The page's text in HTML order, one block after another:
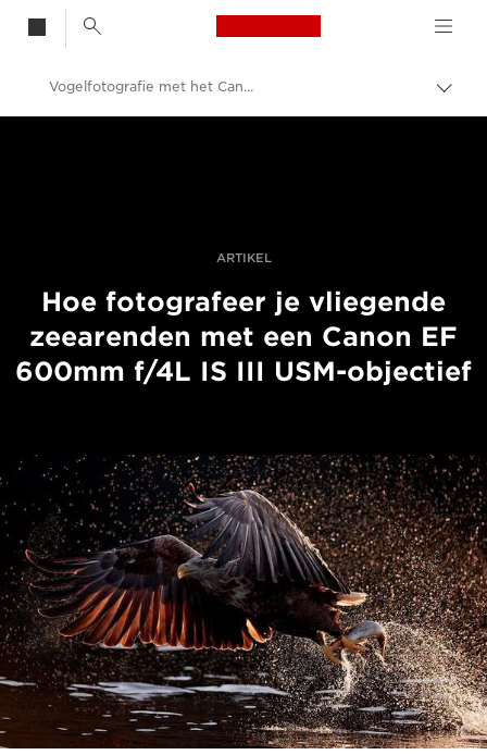
Canon Logo, back
in-/
Vogelfotografie met het Canon EF 600mm f/4L IS III USM-objectief
ARTIKEL
Hoe fotografeer je vliegende
zeearenden met een Canon EF
600mm f/4L IS III USM-objectief